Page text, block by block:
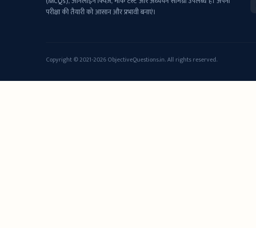
परीक्षा की तैयारी को आसान और प्रभावी बनाएं।
Copyright © 2021-2026 ObjectiveQuestions.in. All rights reserved.